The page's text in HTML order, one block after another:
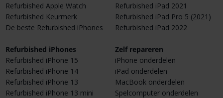
Refurbished Apple Watch
Refurbished Keurmerk
De beste Refurbished iPhones
Refurbished iPhones
Refurbished iPhone 15
Refurbished iPhone 14
Refurbished iPhone 13
Refurbished iPhone 13 mini
Refurbished iPad 2021
Refurbished iPad Pro 5 (2021)
Refurbished iPad 2022
Zelf repareren
iPhone onderdelen
iPad onderdelen
MacBook onderdelen
Spelcomputer onderdelen